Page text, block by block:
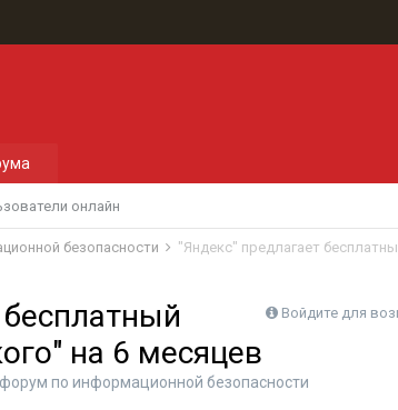
онлайн
безопасности "Яндекс" предлагает
Войдите для
на 6 месяцев
по информационной безопасности